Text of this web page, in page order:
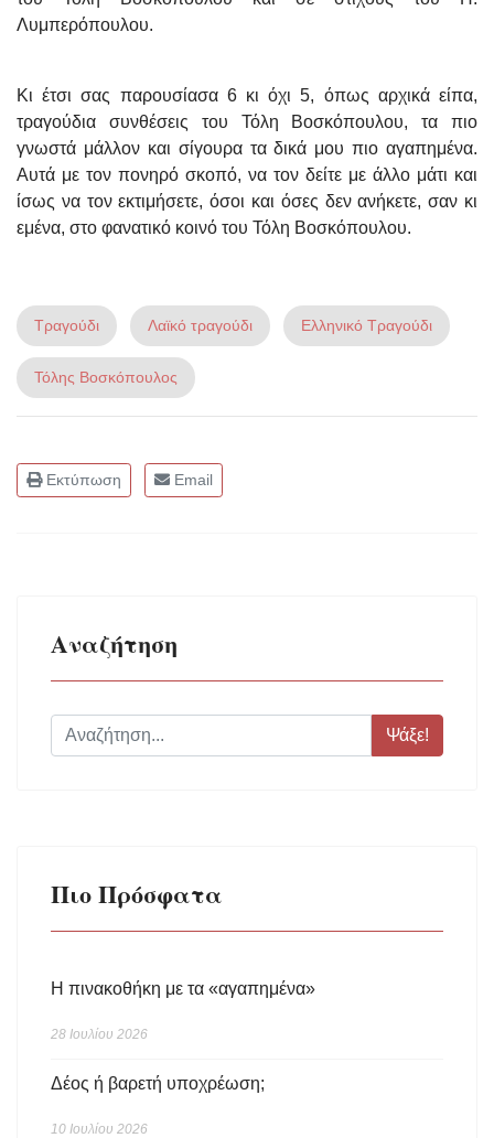
Λυμπερόπουλου.
Κι έτσι σας παρουσίασα 6 κι όχι 5, όπως αρχικά είπα,
τραγούδια συνθέσεις του Τόλη Βοσκόπουλου, τα πιο
γνωστά μάλλον και σίγουρα τα δικά μου πιο αγαπημένα.
Αυτά με τον πονηρό σκοπό, να τον δείτε με άλλο μάτι και
ίσως να τον εκτιμήσετε, όσοι και όσες δεν ανήκετε, σαν κι
εμένα, στο φανατικό κοινό του Τόλη Βοσκόπουλου.
Τραγούδι Λαϊκό τραγούδι Ελληνικό Τραγούδι
Τόλης Βοσκόπουλος
Εκτύπωση Email
Αναζήτηση
Ψάξε!
Πιο Πρόσφατα
Η πινακοθήκη με τα «αγαπημένα»
28 Ιουλίου 2026
Δέος ή βαρετή υποχρέωση;
10 Ιουλίου 2026